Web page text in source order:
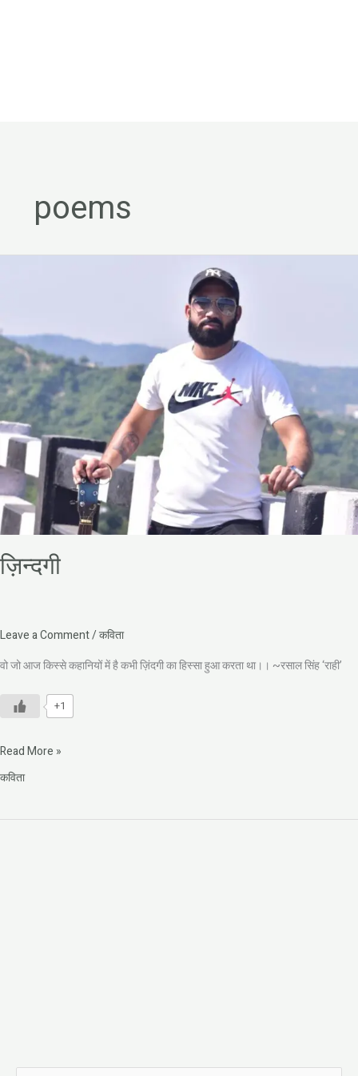
poems
ज़िन्दगी
Leave a Comment/कविता
वो जो आज किस्से कहानियों में है कभी ज़िंदगी का हिस्सा हुआ करता था।। ~रसाल सिंह ‘राही’
+1
Read More »
कविता